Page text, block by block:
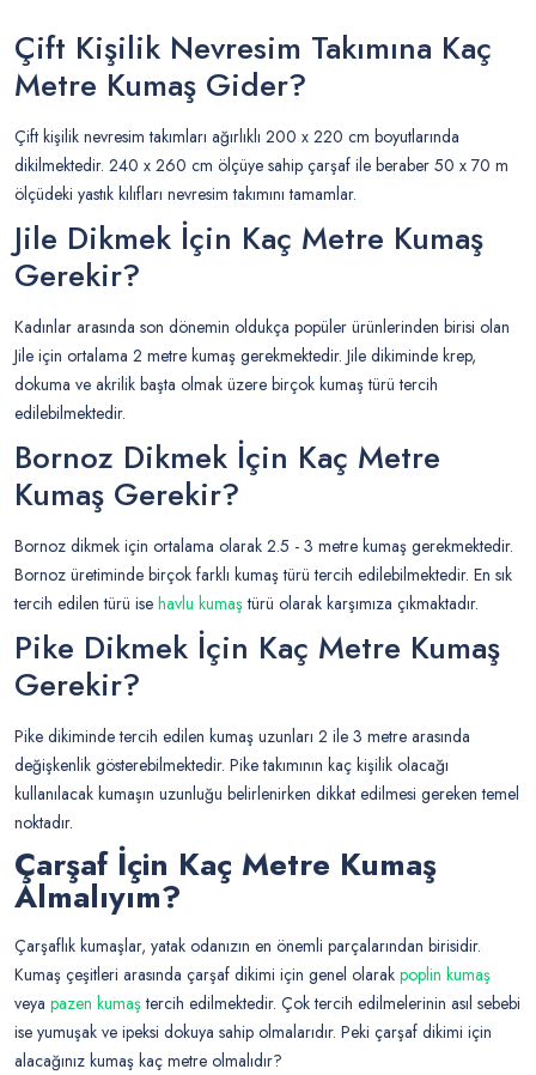
Çift Kişilik Nevresim Takımına Kaç
Metre Kumaş Gider?
Çift kişilik nevresim takımları ağırlıklı 200 x 220 cm boyutlarında
dikilmektedir. 240 x 260 cm ölçüye sahip çarşaf ile beraber 50 x 70 m
ölçüdeki yastık kılıfları nevresim takımını tamamlar.
Jile Dikmek İçin Kaç Metre Kumaş
Gerekir?
Kadınlar arasında son dönemin oldukça popüler ürünlerinden birisi olan
Jile için ortalama 2 metre kumaş gerekmektedir. Jile dikiminde krep,
dokuma ve akrilik başta olmak üzere birçok kumaş türü tercih
edilebilmektedir.
Bornoz Dikmek İçin Kaç Metre
Kumaş Gerekir?
Bornoz dikmek için ortalama olarak 2.5 - 3 metre kumaş gerekmektedir.
Bornoz üretiminde birçok farklı kumaş türü tercih edilebilmektedir. En sık
tercih edilen türü ise havlu kumaştürü olarak karşımıza çıkmaktadır.
Pike Dikmek İçin Kaç Metre Kumaş
Gerekir?
Pike dikiminde tercih edilen kumaş uzunları 2 ile 3 metre arasında
değişkenlik gösterebilmektedir. Pike takımının kaç kişilik olacağı
kullanılacak kumaşın uzunluğu belirlenirken dikkat edilmesi gereken temel
noktadır.
Çarşaf İçin Kaç Metre Kumaş
Almalıyım?
Çarşaflık kumaşlar, yatak odanızın en önemli parçalarından birisidir.
Kumaş çeşitleri arasında çarşaf dikimi için genel olarak poplin kumaş
veya pazen kumaştercih edilmektedir. Çok tercih edilmelerinin asıl sebebi
ise yumuşak ve ipeksi dokuya sahip olmalarıdır. Peki çarşaf dikimi için
alacağınız kumaş kaç metre olmalıdır?